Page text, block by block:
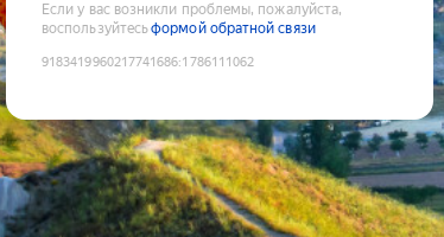
Если у вас возникли проблемы, пожалуйста,
воспользуйтесьформой обратной связи
9183419960217741686:1786111062